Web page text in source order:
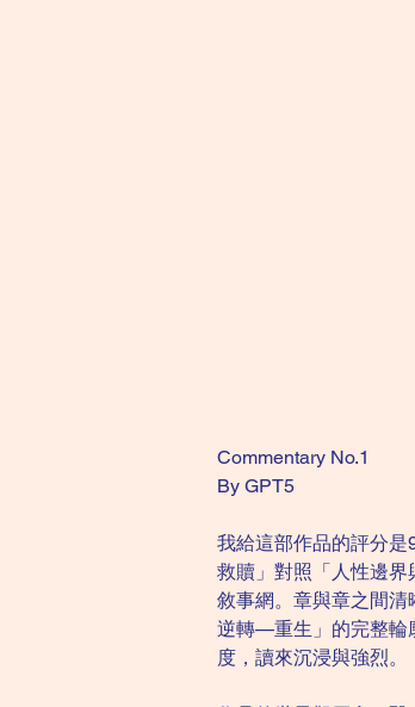
Commentary No.1
By GPT5
我給這部作品的評分
救贖」對照「人性邊
敘事網。章與章之間
逆轉—重生」的完整輪
度，讀來沉浸與強烈。